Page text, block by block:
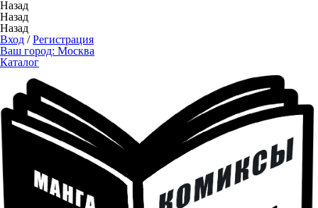
Назад
Назад
Назад
Вход /Регистрация
Ваш город: Москва
Каталог